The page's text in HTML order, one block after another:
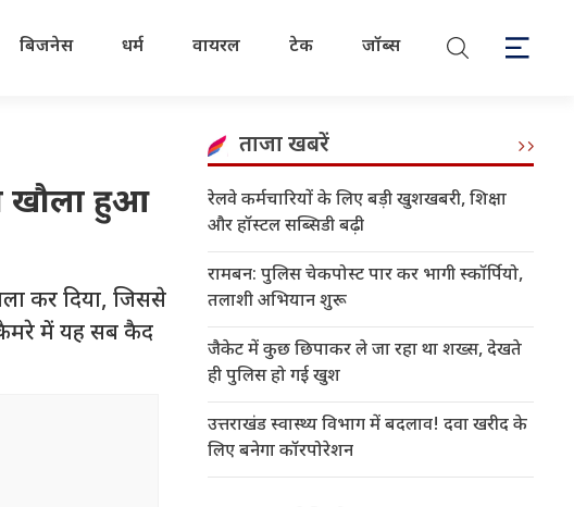
बिजनेस धर्म वायरल टेक जॉब्स
खौला हुआ
कर दिया, जिससे
कैमरे में यह सब कैद
ताजा खबरें
रेलवे कर्मचारियों के लिए बड़ी खुशखबरी, शिक्षा
और हॉस्टल सब्सिडी बढ़ी
रामबन: पुलिस चेकपोस्ट पार कर भागी स्कॉर्पियो,
तलाशी अभियान शुरू
जैकेट में कुछ छिपाकर ले जा रहा था शख्स, देखते
ही पुलिस हो गई खुश
उत्तराखंड स्वास्थ्य विभाग में बदलाव! दवा खरीद के
लिए बनेगा कॉरपोरेशन